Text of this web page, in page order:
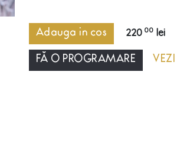
Adauga in cos 220 00 lei
FĂ O PROGRAMARE VEZI